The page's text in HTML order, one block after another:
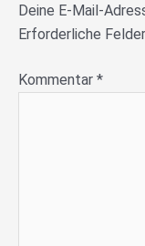
Deine E-Mail-
Erforderliche
Kommentar *